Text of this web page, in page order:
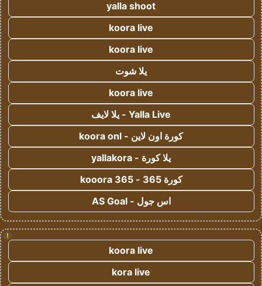
yalla shoot
koora live
koora live
يلا شوت
koora live
Yalla Live - يلا لايف
كورة اون لاين - koora onl
يلا كورة - yallakora
كورة 365 - kooora 365
اس جول - AS Goal
!
koora live
kora live